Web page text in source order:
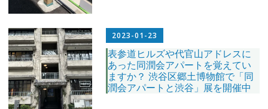
2023-01-23
表参道ヒルズや代官山アドレスに
あった同潤会アパートを覚えてい
ますか？ 渋谷区郷土博物館で「同
潤会アパートと渋谷」展を開催中